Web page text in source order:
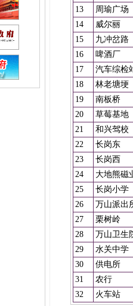
13
周瑜广场
14
威尔丽
15
九冲岔路
16
啤酒厂
17
汽车综检
18
林老塘埂
19
南板桥
20
草莓基地
21
和兴驾校
22
长岗东
23
长岗西
24
大地熊磁
25
长岗小学
26
万山派出
27
栗树岭
28
万山卫生
29
水关中学
30
供电所
31
农行
32
火车站